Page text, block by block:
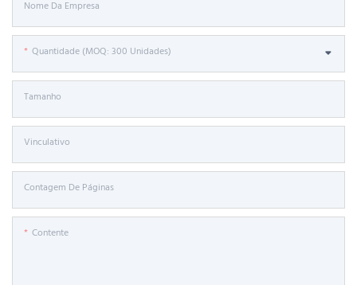
Nome Da Empresa
Quantidade (MOQ: 300 Unidades)
Tamanho
Vinculativo
Contagem De Páginas
Contente